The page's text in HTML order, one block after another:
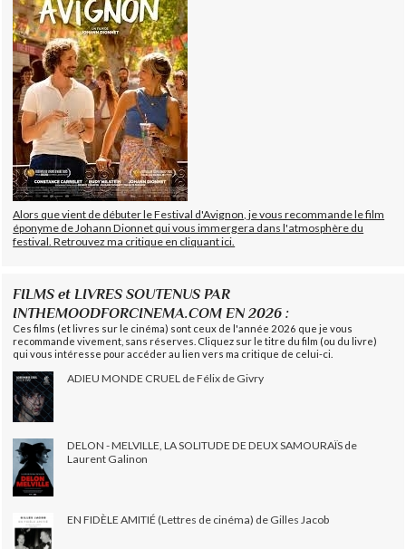
Alors que vient de débuter le Festival d'Avignon, je vous recommande le film
éponyme de Johann Dionnet qui vous immergera dans l'atmosphère du
festival. Retrouvez ma critique en cliquant ici.
FILMS et LIVRES SOUTENUS PAR
INTHEMOODFORCINEMA.COM EN 2026 :
Ces films (et livres sur le cinéma) sont ceux de l'année 2026 que je vous
recommande vivement, sans réserves. Cliquez sur le titre du film (ou du livre)
qui vous intéresse pour accéder au lien vers ma critique de celui-ci.
ADIEU MONDE CRUEL de Félix de Givry
DELON - MELVILLE, LA SOLITUDE DE DEUX SAMOURAÏS de
Laurent Galinon
EN FIDÈLE AMITIÉ (Lettres de cinéma) de Gilles Jacob